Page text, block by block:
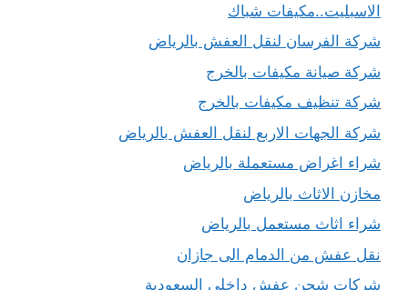
الاسبليت..مكيفات شباك
شركة الفرسان لنقل العفش بالرياض
شركة صيانة مكيفات بالخرج
شركة تنظيف مكيفات بالخرج
شركة الجهات الاربع لنقل العفش بالرياض
شراء اغراض مستعملة بالرياض
مخازن الاثاث بالرياض
شراء اثاث مستعمل بالرياض
نقل عفش من الدمام الى جازان
شركات شحن عفش داخلي السعودية